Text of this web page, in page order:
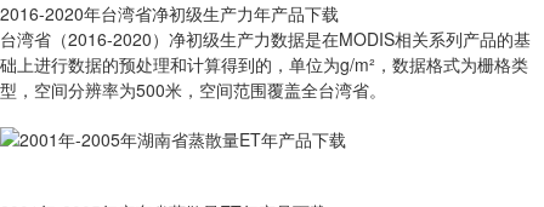
2016-2020年台湾省净初级生产力年产品下载
台湾省（2016-2020）净初级生产力数据是在MODIS相关系列产品的基
础上进行数据的预处理和计算得到的，单位为g/m²，数据格式为栅格类
型，空间分辨率为500米，空间范围覆盖全台湾省。